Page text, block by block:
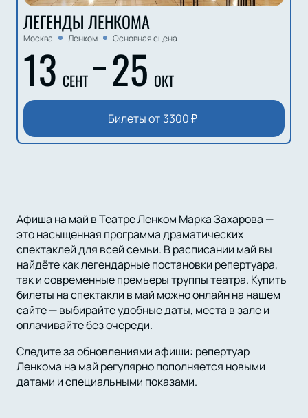
ЛЕГЕНДЫ ЛЕНКОМА
Москва Ленком Основная сцена
13 СЕНТ 25 ОКТ
Билеты от 3300₽
Афиша на май в Театре Ленком Марка Захарова —
это насыщенная программа драматических
спектаклей для всей семьи. В расписании май вы
найдёте как легендарные постановки репертуара,
так и современные премьеры труппы театра. Купить
билеты на спектакли в май можно онлайн на нашем
сайте — выбирайте удобные даты, места в зале и
оплачивайте без очереди.
Следите за обновлениями афиши: репертуар
Ленкома на май регулярно пополняется новыми
датами и специальными показами.